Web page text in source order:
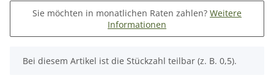
Sie möchten in monatlichen Raten zahlen? Weitere
Informationen
x
Bei diesem Artikel ist die Stückzahl teilbar (z. B. 0,5).